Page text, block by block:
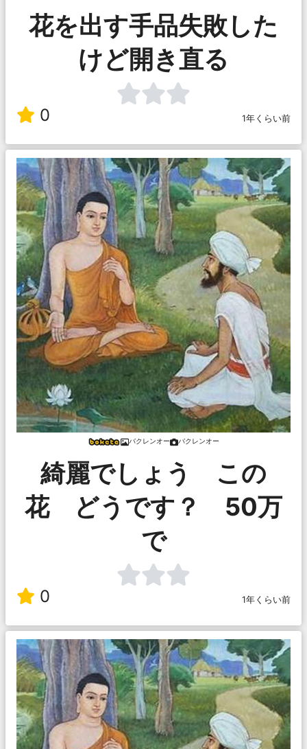
花を出す手品失敗した
けど開き直る
0 1年くらい前
バクレンオー バクレンオー
綺麗でしょう この
花 どうです？ 50万
で
0 1年くらい前